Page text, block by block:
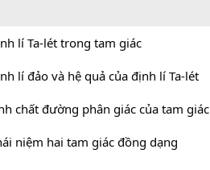
lí Ta-lét trong tam giác
lí đảo và hệ quả của định lí Ta-lét
chất đường phân giác của tam giác
niệm hai tam giác đồng dạng